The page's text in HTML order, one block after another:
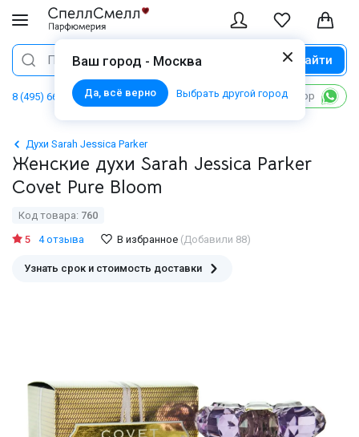
Ваш город - Москва
Да, всё верно Выбрать другой город
Поиск Найти
8 (495) 668 06 02 Написать в WhatsApp
Духи Sarah Jessica Parker
Женские духи Sarah Jessica Parker
Covet Pure Bloom
Код товара: 760
5
4 отзыва В избранное (Добавили 88)
Узнать срок и стоимость доставки